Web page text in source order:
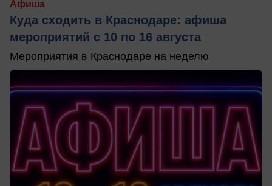
Афиша
Куда сходить в Краснодаре: афиша
мероприятий с 10 по 16 августа
Мероприятия в Краснодаре на неделю